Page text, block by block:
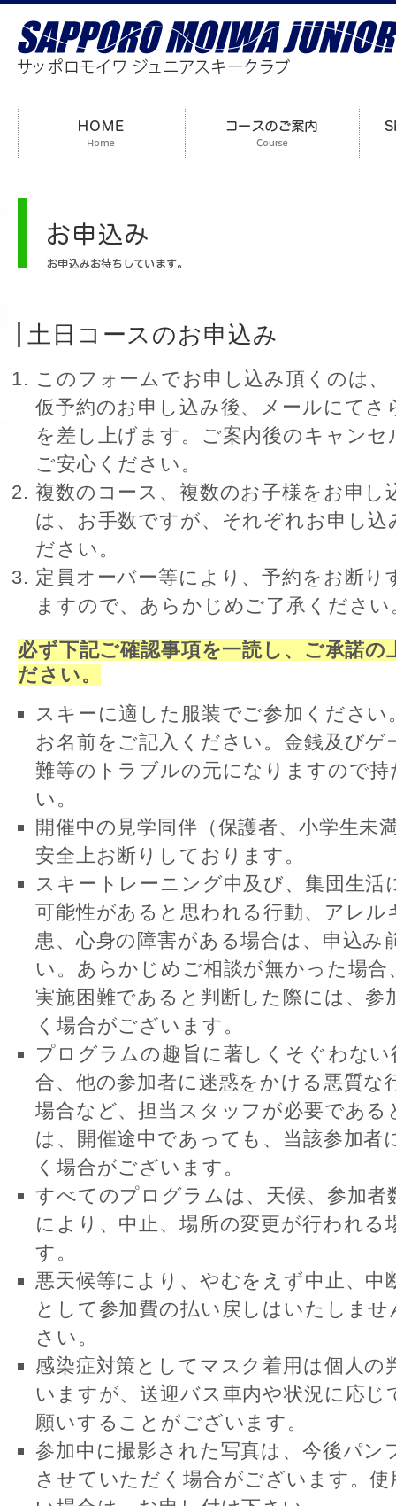
土日コースのお申込み
このフォームでお申し込み頂くのは、
仮予約のお申し込み後、メールにてさ
を差し上げます。ご案内後のキャン
ご安心ください。
複数のコース、複数のお子様をお申し
は、お手数ですが、それぞれお申し
ださい。
定員オーバー等により、予約をお断
ますので、あらかじめご了承ください
必ず下記ご確認事項を一読し、ご承諾の
ださい。
スキーに適した服装でご参加ください
お名前をご記入ください。金銭及びゲ
難等のトラブルの元になりますので
い。
開催中の見学同伴（保護者、小学生未
安全上お断りしております。
スキートレーニング中及び、集団生活
可能性があると思われる行動、アレル
患、心身の障害がある場合は、申込み
い。あらかじめご相談が無かった場
実施困難であると判断した際には、参
く場合がございます。
プログラムの趣旨に著しくそぐわな
合、他の参加者に迷惑をかける悪質な
場合など、担当スタッフが必要である
は、開催途中であっても、当該参加者
く場合がございます。
すべてのプログラムは、天候、参加者
により、中止、場所の変更が行われる
す。
悪天候等により、やむをえず中止、中
として参加費の払い戻しはいたしま
さい。
感染症対策としてマスク着用は個人の
いますが、送迎バス車内や状況に応じ
願いすることがございます。
参加中に撮影された写真は、今後パン
させていただく場合がございます。